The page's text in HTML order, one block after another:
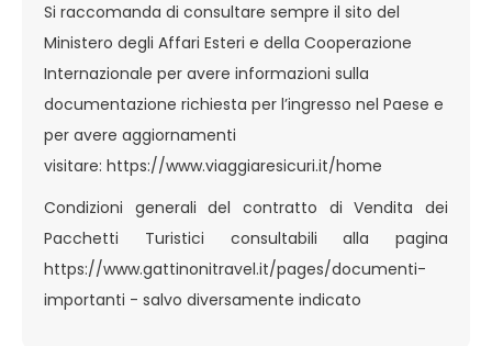
Si raccomanda di consultare sempre il sito del
Ministero degli Affari Esteri e della Cooperazione
Internazionale per avere informazioni sulla
documentazione richiesta per l’ingresso nel Paese e
per avere aggiornamenti
visitare: https://www.viaggiaresicuri.it/home
Condizioni generali del contratto di Vendita dei
Pacchetti Turistici consultabili alla pagina
https://www.gattinonitravel.it/pages/documenti-
importanti - salvo diversamente indicato